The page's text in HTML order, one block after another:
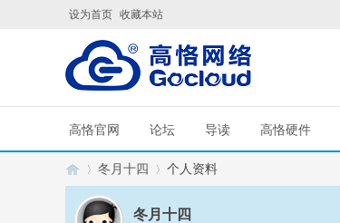
设为首页 收藏本站
高恪官网 论坛 导读 高恪硬件
冬月十四 个人资料
冬月十四